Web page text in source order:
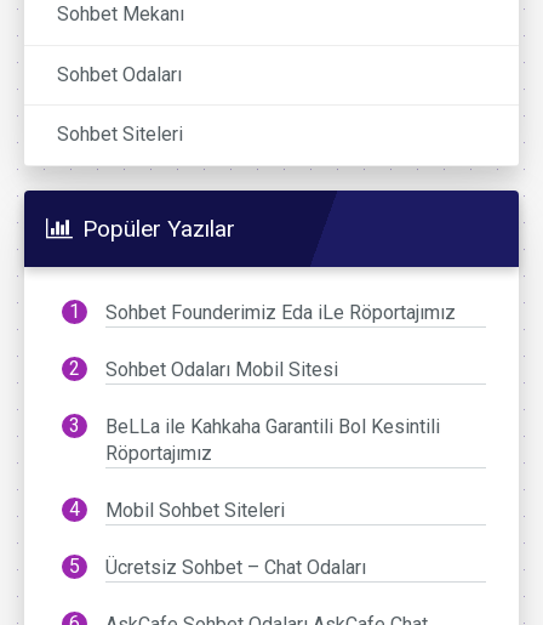
Sohbet Mekanı
Sohbet Odaları
Sohbet Siteleri
Popüler Yazılar
Sohbet Founderimiz Eda iLe Röportajımız
Sohbet Odaları Mobil Sitesi
BeLLa ile Kahkaha Garantili Bol Kesintili
Röportajımız
Mobil Sohbet Siteleri
Ücretsiz Sohbet – Chat Odaları